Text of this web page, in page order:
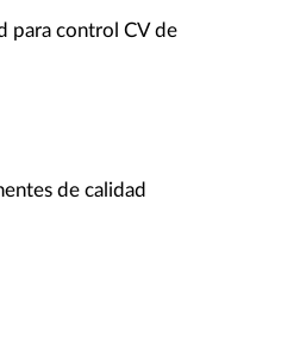
para control CV de
de calidad